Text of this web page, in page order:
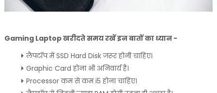
Gaming Laptop खरीदते समय रखें इन बातों का ध्यान -
लैपटॉप में SSD Hard Disk जरूर होनी चाहिए।
Graphic Card होना भी अनिवार्य है।
Processor कम से कम i5 होना चाहिए।